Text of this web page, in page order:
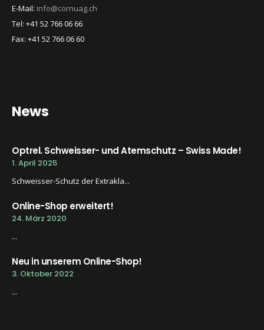
E-Mail: info@cornuag.ch
Tel: +41 52 766 06 66
Fax: +41 52 766 06 60
News
Optrel. Schweisser- und Atemschutz – Swiss Made!
1. April 2025
Schweisser-Schutz der Extrakla...
Online-Shop erweitert!
24. März 2020
...
Neu in unserem Online-Shop!
3. Oktober 2022
...